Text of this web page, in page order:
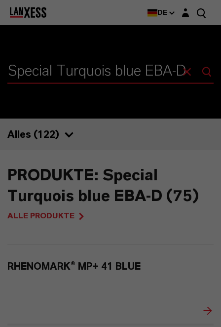
DE Login-Maske
Alles (122)
75
19
PRODUKTE: Special
Turquois blue EBA-D (75)
ALLE PRODUKTE
RHENOMARK® MP+ 41 BLUE